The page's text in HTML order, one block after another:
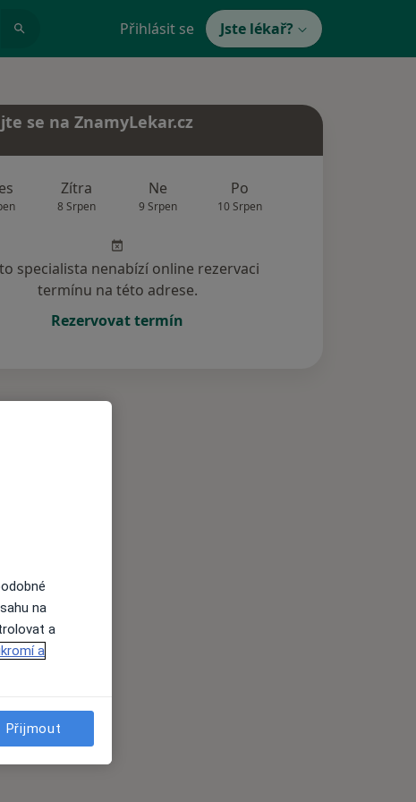
Přihlásit se Jste lékař?
se na ZnamyLekar.cz
Zítra
8 Srpen
Ne
9 Srpen
Po
10 Srpen
specialista nenabízí online rezervaci
termínu na této adrese.
Rezervovat termín
na
a
a
Přijmout